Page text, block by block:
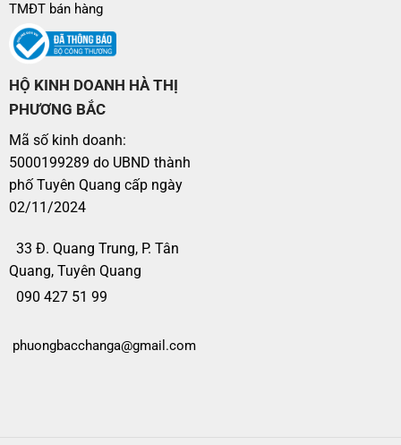
TMĐT bán hàng
HỘ KINH DOANH HÀ THỊ
PHƯƠNG BẮC
Mã số kinh doanh:
5000199289 do UBND thành
phố Tuyên Quang cấp ngày
02/11/2024
33 Đ. Quang Trung, P. Tân
Quang, Tuyên Quang
090 427 51 99
phuongbacchanga@gmail.com